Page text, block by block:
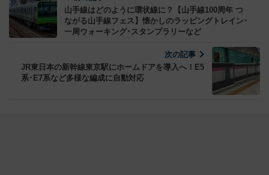
山手線はどのように環状線に？【山手線100周年 つ
ながる山手線フェス】懐かしのラッピングトレイン･
一周ウォーキング･スタンプラリーなど
次の記事
JR東日本の新幹線東京駅にホームドアを導入へ！E5
系･E7系など多様な編成に自動対応